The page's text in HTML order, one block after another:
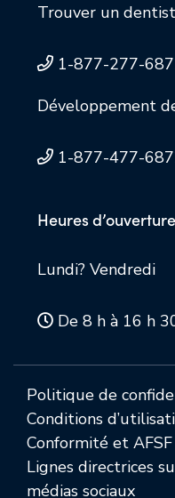
Trouver un
1-877-277-
Développement
1-877-477-
Heures d’ouverture
Lundi? Vendredi
De 8 h à 16 h
Politique de
Conditions
Conformité et AFSF
Lignes directrices
médias sociaux